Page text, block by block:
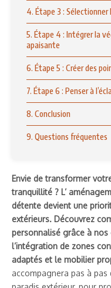
4. Étape 3 :
5. Étape 4 : Intégrer la
apaisante
6. Étape 5 : Créer des
7. Étape 6 : Penser à
8. Conclusion
9. Questions fréquentes
Envie de transformer
tranquillité ? L’
détente devient une
extérieurs. Découvrez
personnalisé grâce à
l’intégration de zones
adaptés et le mobilier
accompagnera pas à